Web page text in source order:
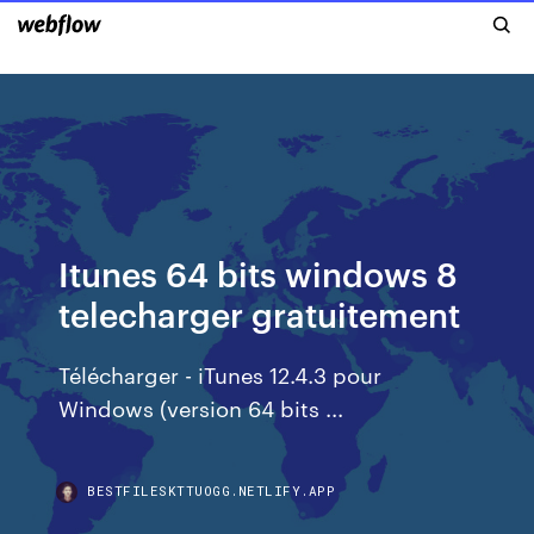
Itunes 64 bits windows 8
telecharger gratuitement
Télécharger - iTunes 12.4.3 pour
Windows (version 64 bits ...
BESTFILESKTTUOGG.NETLIFY.APP